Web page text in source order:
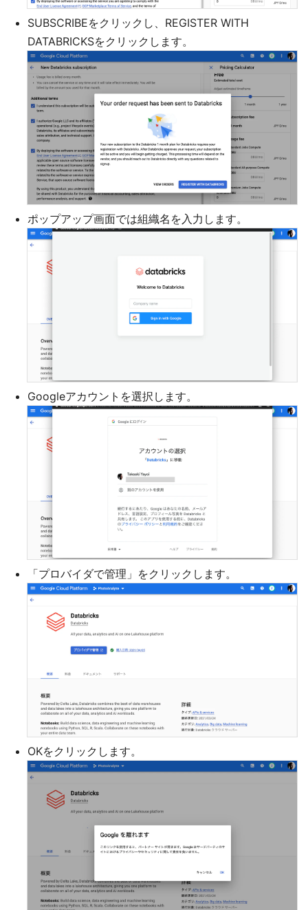
SUBSCRIBEをクリックし、REGISTER WITH
DATABRICKSをクリックします。
ポップアップ画面では組織名を入力します。
Googleアカウントを選択します。
「プロバイダで管理」をクリックします。
OKをクリックします。